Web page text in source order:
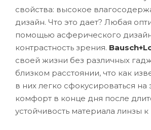
свойства: высокое
дизайн. Что это дает? Любая
помощью асферического
контрастность зрения.
своей жизни без различных
близком расстоянии, что как
в них легко сфокусироваться
комфорт в конце дня после
устойчивость материала линзы